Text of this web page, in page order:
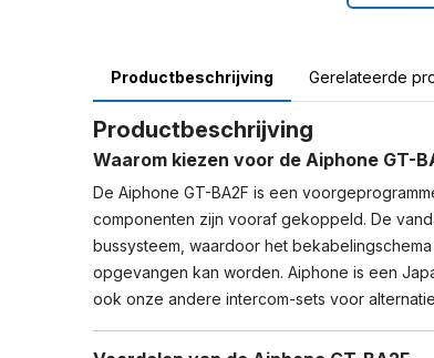
Productbeschrijving Gerelateerde
Productbeschrijving
Waarom kiezen voor de Aiphone GT-
De Aiphone GT-BA2F is een
componenten zijn vooraf gekoppeld. De
bussysteem, waardoor het
opgevangen kan worden. Aiphone is een
ook onze andere intercom-sets voor